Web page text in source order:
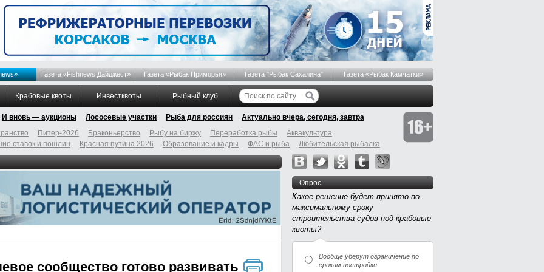
Газета «Fishnews Дайджест» Газета «Рыбак Приморья» Газета "Рыбак Сахалина" Газета «Рыбак Камчатки»
Крабовые квоты Инвестквоты Рыбный клуб
И вновь — аукционы Лососевые участки Рыба для россиян
Актуально вчера, сегодня, завтра
Питер-2026 Браконьерство Рыбу на биржу Переработка рыбы
Аквакультура
ставок и пошлин Красная путина 2026 Образование и кадры ФАС и рыба Любительская рыбалка
сообщество готово развивать
Опрос
Какое решение будет принято по
максимальному сроку
строительства судов под крабовые
квоты?
Вообще уберут ограничение по
срокам постройки